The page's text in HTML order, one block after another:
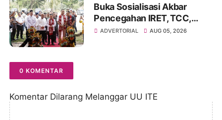
Buka Sosialisasi Akbar
Pencegahan IRET, TCC,
Perundungan, dan Bahaya
ADVERTORIAL AUG 05, 2026
0 KOMENTAR
Komentar Dilarang Melanggar UU ITE